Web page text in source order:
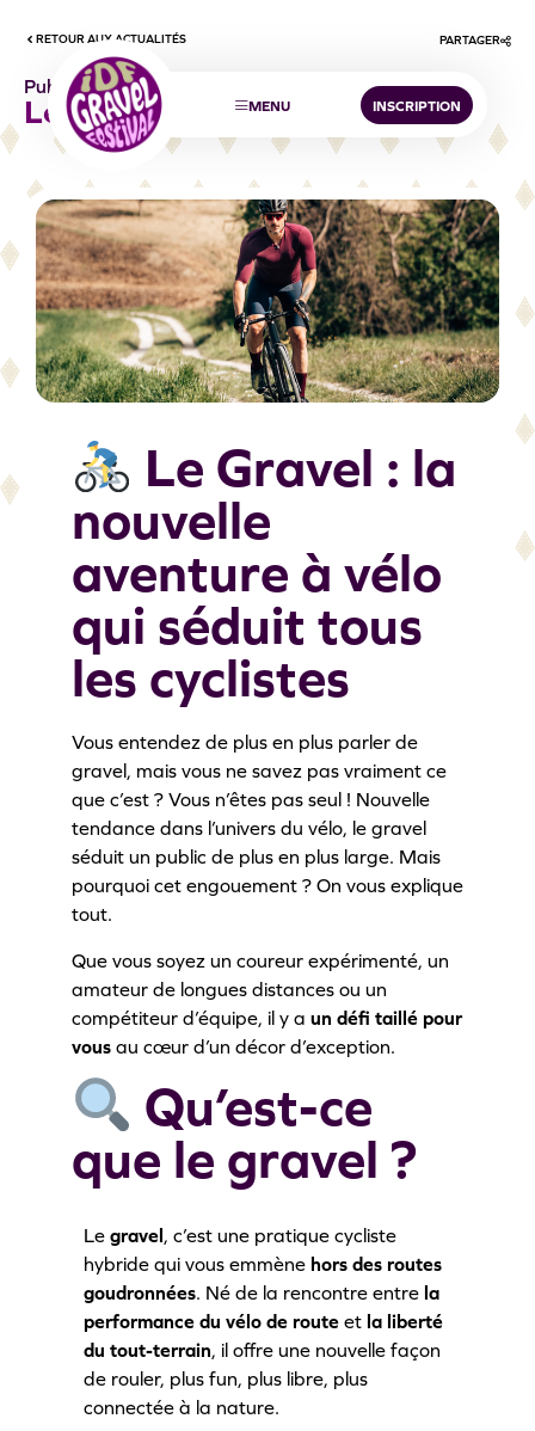
MENU INSCRIPTION
RETOUR AUX ACTUALITÉS PARTAGER
Publié le 23 avril 2025
Le gravel
Le Gravel : la
nouvelle
aventure à vélo
qui séduit tous
les cyclistes
Vous entendez de plus en plus parler de
gravel, mais vous ne savez pas vraiment ce
que c’est ? Vous n’êtes pas seul ! Nouvelle
tendance dans l’univers du vélo, le gravel
séduit un public de plus en plus large. Mais
pourquoi cet engouement ? On vous explique
tout.
Que vous soyez un coureur expérimenté, un
amateur de longues distances ou un
compétiteur d’équipe, il y a un défi taillé pour
vous au cœur d’un décor d’exception.
Qu’est-ce
que le gravel ?
Le gravel , c’est une pratique cycliste
hybride qui vous emmène hors des routes
goudronnées. Né de la rencontre entre la
performance du vélo de route et la liberté
du tout-terrain, il offre une nouvelle façon
de rouler, plus fun, plus libre, plus
connectée à la nature.